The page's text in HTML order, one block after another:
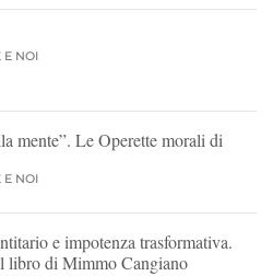
E NOI
mente”. Le Operette morali di
E NOI
e impotenza trasformativa.
libro di Mimmo Cangiano